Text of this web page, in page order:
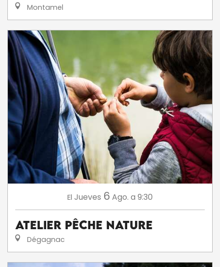
Montamel
El Jueves 6 Ago. a 9:30
Atelier Pêche Nature
Dégagnac